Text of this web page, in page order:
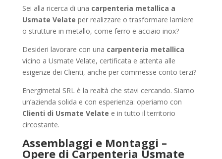
Sei alla ricerca di una carpenteria metallica a
Usmate Velate per realizzare o trasformare lamiere
o strutture in metallo, come ferro e acciaio inox?
Desideri lavorare con una carpenteria metallica
vicino a Usmate Velate, certificata e attenta alle
esigenze dei Clienti, anche per commesse conto terzi?
Energimetal SRL è la realtà che stavi cercando. Siamo
un’azienda solida e con esperienza: operiamo con
Clienti di Usmate Velate e in tutto il territorio
circostante.
Assemblaggi e Montaggi –
Opere di Carpenteria Usmate